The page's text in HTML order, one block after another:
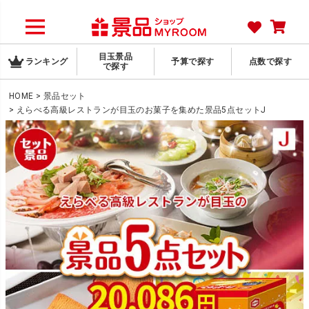
ランキング
目玉景品
で探す
予算で探す 点数で探す
HOME
景品セット
えらべる高級レストランが目玉のお菓子を集めた景品5点セットJ